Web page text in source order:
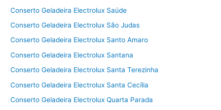
Conserto Geladeira Electrolux Saúde
Conserto Geladeira Electrolux São Judas
Conserto Geladeira Electrolux Santo Amaro
Conserto Geladeira Electrolux Santana
Conserto Geladeira Electrolux Santa Terezinha
Conserto Geladeira Electrolux Santa Cecília
Conserto Geladeira Electrolux Quarta Parada